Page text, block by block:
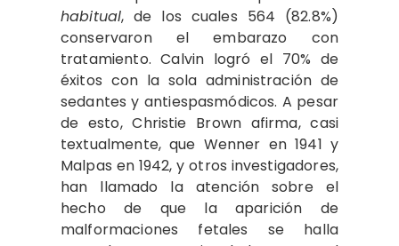
habitual, de los cuales 564 (82.8%)
conservaron el embarazo con
tratamiento. Calvin logró el 70% de
éxitos con la sola administración de
sedantes y antiespasmódicos. A pesar
de esto, Christie Brown afirma, casi
textualmente, que Wenner en 1941 y
Malpas en 1942, y otros investigadores,
han llamado la atención sobre el
hecho de que la aparición de
malformaciones fetales se halla